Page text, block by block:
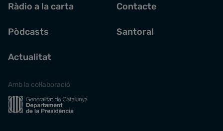
Ràdio a la carta
Pòdcasts
Actualitat
Contacte
Santoral
Amb la col·laboració